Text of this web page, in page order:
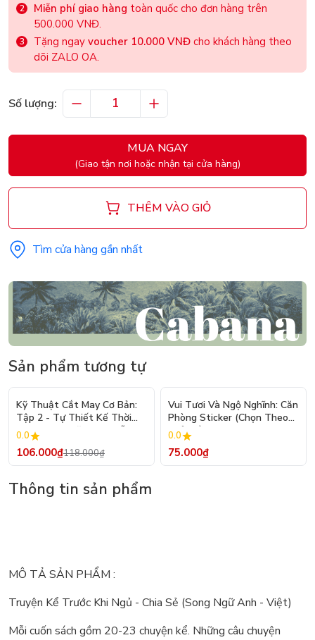
Miễn phí giao hàng toàn quốc cho đơn hàng trên
500.000 VNĐ.
Tặng ngay voucher 10.000 VNĐ cho khách hàng theo
dõi ZALO OA.
Số lượng:
MUA NGAY
(Giao tận nơi hoặc nhận tại cửa hàng)
THÊM VÀO GIỎ
Tìm cửa hàng gần nhất
Sản phẩm tương tự
- 10%
Kỹ Thuật Cắt May Cơ Bản:
Tập 2 - Tự Thiết Kế Thời
Trang Nam Nữ - Tạo Mẫu
Rập - Kỹ Thuật Nhảy Size
0.0
106.000₫118.000₫
Vui Tươi Và Ngộ Nghĩnh: Căn
Phòng Sticker (Chọn Theo
Chủ Đề) - Hơn 250 Sticker
0.0
75.000₫
Thông tin sản phẩm
MÔ TẢ SẢN PHẨM :
Truyện Kể Trước Khi Ngủ - Chia Sẻ (Song Ngữ Anh - Việt)
Mỗi cuốn sách gồm 20-23 chuyện kể. Những câu chuyện